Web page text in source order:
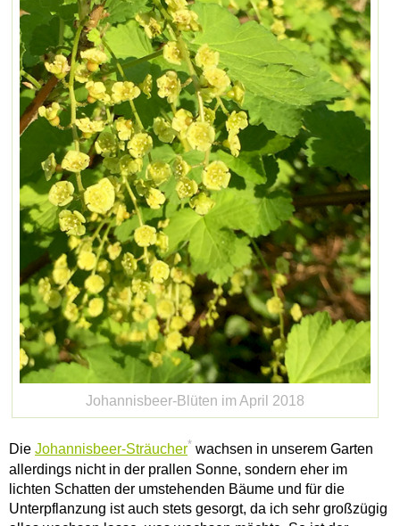
Johannisbeer-Blüten im April 2018
Die Johannisbeer-Sträucher* wachsen in unserem Garten
allerdings nicht in der prallen Sonne, sondern eher im
lichten Schatten der umstehenden Bäume und für die
Unterpflanzung ist auch stets gesorgt, da ich sehr großzügig